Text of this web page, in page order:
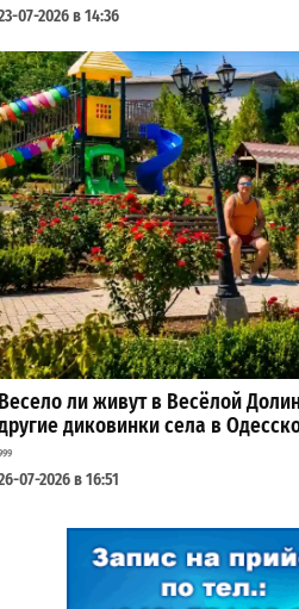
07-2026 в 14:36
Весело ли живут в Весёлой
диковинки села в
07-2026 в 16:51